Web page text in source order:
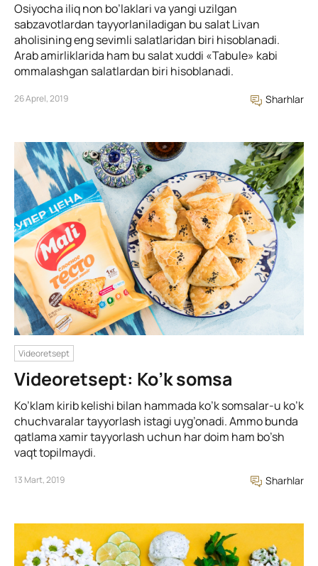
Osiyocha iliq non bo’laklari va yangi uzilgan
sabzavotlardan tayyorlaniladigan bu salat Livan
aholisining eng sevimli salatlaridan biri hisoblanadi.
Arab amirliklarida ham bu salat xuddi «Tabule» kabi
ommalashgan salatlardan biri hisoblanadi.
26 Aprel, 2019 Sharhlar
Videoretsept
Videoretsept: Ko’k somsa
Ko’klam kirib kelishi bilan hammada ko’k somsalar-u ko’k
chuchvaralar tayyorlash istagi uyg’onadi. Ammo bunda
qatlama xamir tayyorlash uchun har doim ham bo’sh
vaqt topilmaydi.
13 Mart, 2019 Sharhlar